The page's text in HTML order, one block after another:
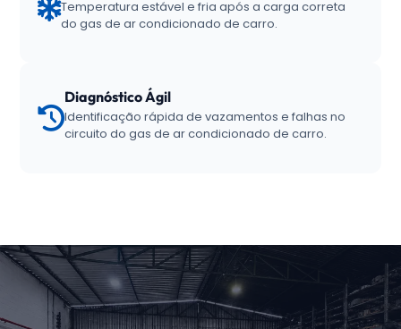
Temperatura estável e fria após a carga correta
do gas de ar condicionado de carro.
Diagnóstico Ágil
Identificação rápida de vazamentos e falhas no
circuito do gas de ar condicionado de carro.